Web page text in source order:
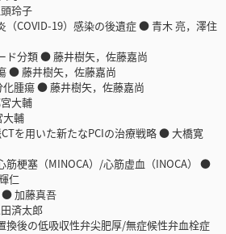
玲子
（COVID-19）感染の後遺症 ● 青木 亮，澤住
ド分類 ● 藤井樹矢，佐藤嘉尚
● 藤井樹矢，佐藤嘉尚
化腫瘍 ● 藤井樹矢，佐藤嘉尚
大輔
大輔
を用いた新たなPCIの治療戦略 ● 大橋寛
筋梗塞（MINOCA）/心筋虚血（INOCA） ●
仁
● 加藤真吾
済太郎
換後の低吸収性弁尖肥厚/無症候性弁血栓症